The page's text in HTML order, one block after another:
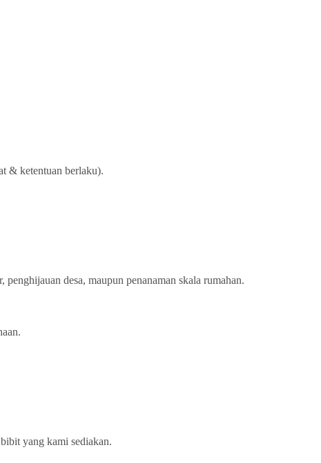
& ketentuan berlaku).
desa, maupun penanaman skala rumahan.
yang kami sediakan.